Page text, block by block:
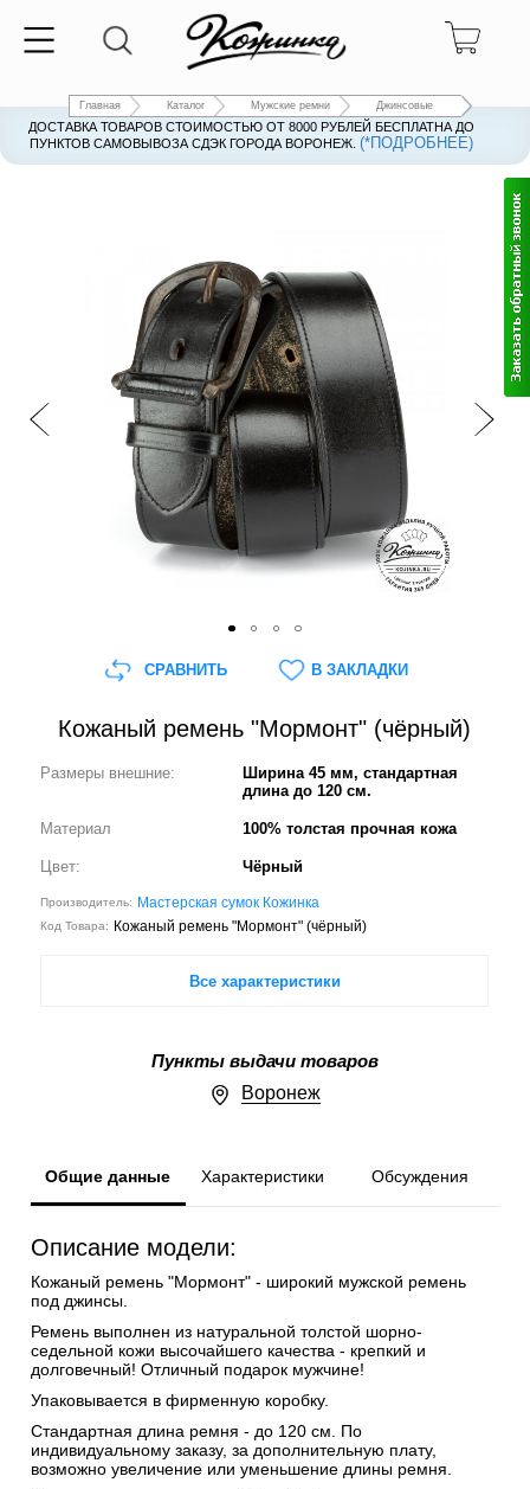
Главная Каталог Мужские ремни Джинсовые
ДОСТАВКА ТОВАРОВ СТОИМОСТЬЮ ОТ 8000 РУБЛЕЙ БЕСПЛАТНА ДО
ПУНКТОВ САМОВЫВОЗА СДЭК ГОРОДА ВОРОНЕЖ.(*ПОДРОБНЕЕ)
Кожаный ремень "Мормонт" (чёрный)
Размеры внешние:
Ширина 45 мм, стандартная
длина до 120 см.
Материал 100% толстая прочная кожа
Цвет: Чёрный
Производитель: Мастерская сумок Кожинка
Код Товара: Кожаный ремень "Мормонт" (чёрный)
Все характеристики
Пункты выдачи товаров
Воронеж
СРАВНИТЬ В ЗАКЛАДКИ
Общие данные Характеристики Обсуждения
Описание модели:
Кожаный ремень "Мормонт" - широкий мужской ремень
под джинсы.
Ремень выполнен из натуральной толстой шорно-
седельной кожи высочайшего качества - крепкий и
долговечный! Отличный подарок мужчине!
Упаковывается в фирменную коробку.
Стандартная длина ремня - до 120 см. По
индивидуальному заказу, за дополнительную плату,
возможно увеличение или уменьшение длины ремня.